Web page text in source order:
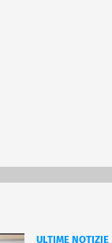
ULTIME NOTIZIE